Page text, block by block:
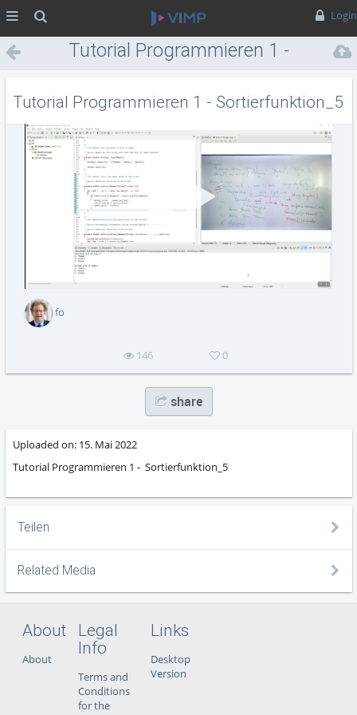
Login
Tutorial Programmieren 1 -
Sortierfunktion_5
Tutorial Programmieren 1 - Sortierfunktion_5
fo
146 0
share
Uploaded on: 15. Mai 2022
Tutorial Programmieren 1 - Sortierfunktion_5
Teilen
Related Media
About
About
Legal
Info
Terms and
Conditions
for the
Links
Desktop
Version